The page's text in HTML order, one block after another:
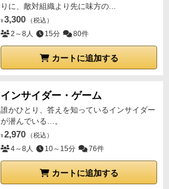
りに、敵対組織より先に味方の...
¥ 3,300 （税込）
2～8人 15分 80件
カートに追加する
インサイダー・ゲーム
誰かひとり、答えを知っているインサイダー
が潜んでいる…。
¥ 2,970 （税込）
4～8人 10～15分 76件
カートに追加する